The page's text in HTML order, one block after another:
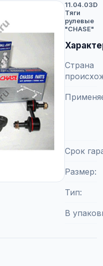
11.04.03D
Тяги
рулевые
"CHASE"
Страна
Срок
Размер
Тип
В